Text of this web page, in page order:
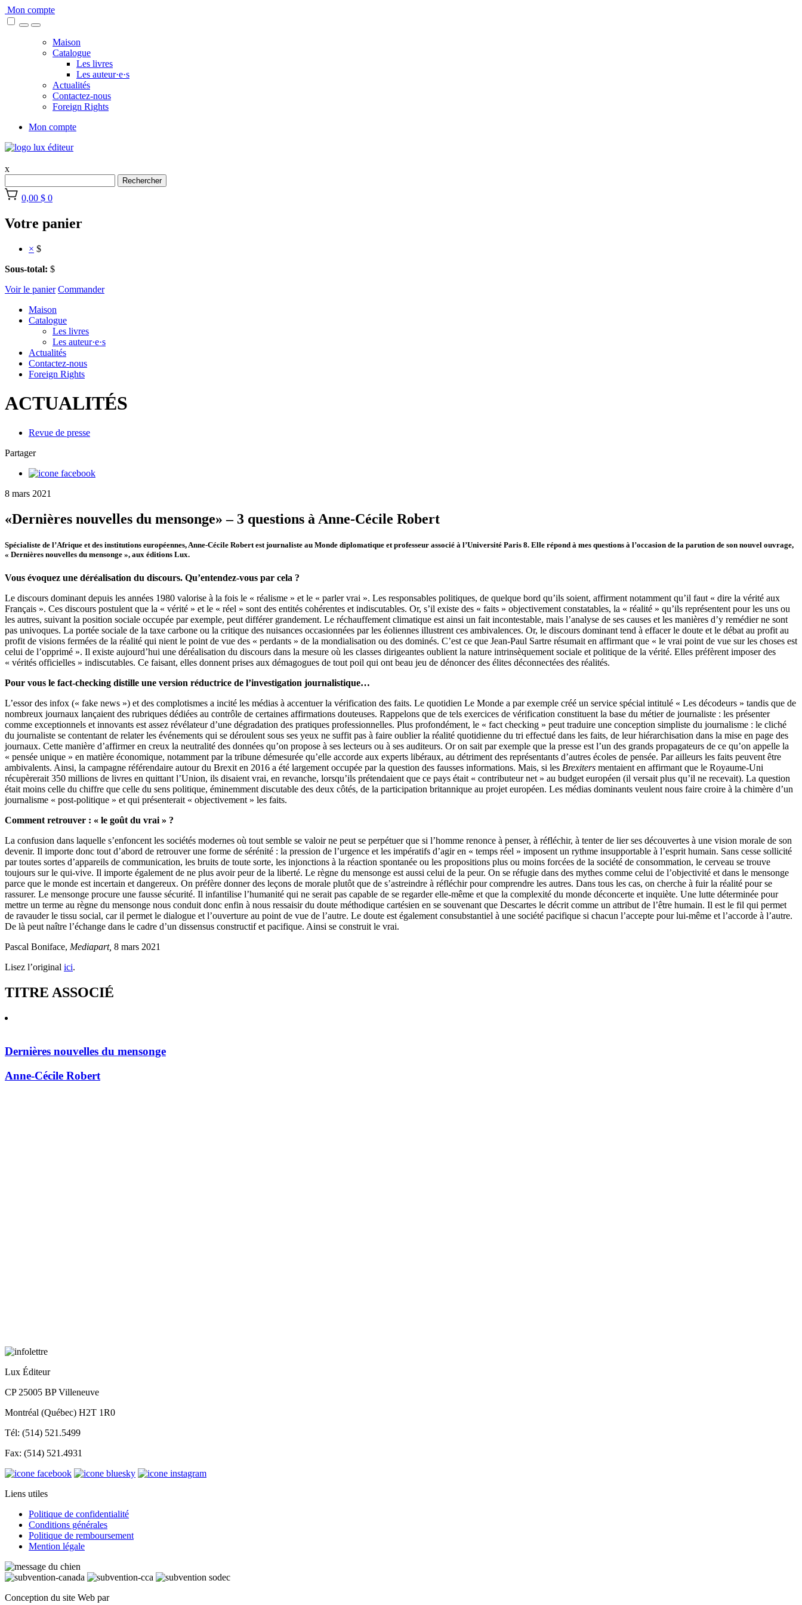
Skip
to
Mon compte
Maison
Catalogue
Les livres
Les auteur·e·s
Actualités
Contactez-nous
Foreign Rights
Mon compte
x
Rechercher
0,00 $ 0
Votre panier
× $
Sous-total: $
Voir le panier Commander
Maison
Catalogue
Les livres
Les auteur·e·s
Actualités
Contactez-nous
Foreign Rights
ACTUALITÉS
Revue de presse
Partager
8 mars 2021
«Dernières nouvelles du mensonge» – 3 questions à Anne-Cécile Robert
Spécialiste de l’Afrique et des institutions européennes, Anne-Cécile Robert est journaliste au Monde diplomatique et professeur associé à l’Université Paris 8. Elle répond à mes questions à l’occasion de la parution de son nouvel ouvrage,
« Dernières nouvelles du mensonge », aux éditions Lux.
Vous évoquez une déréalisation du discours. Qu’entendez-vous par cela ?
Le discours dominant depuis les années 1980 valorise à la fois le « réalisme » et le « parler vrai ». Les responsables politiques, de quelque bord qu’ils soient, affirment notamment qu’il faut « dire la vérité aux
Français ». Ces discours postulent que la « vérité » et le « réel » sont des entités cohérentes et indiscutables. Or, s’il existe des « faits » objectivement constatables, la « réalité » qu’ils représentent pour les uns ou
les autres, suivant la position sociale occupée par exemple, peut différer grandement. Le réchauffement climatique est ainsi un fait incontestable, mais l’analyse de ses causes et les manières d’y remédier ne sont
pas univoques. La portée sociale de la taxe carbone ou la critique des nuisances occasionnées par les éoliennes illustrent ces ambivalences. Or, le discours dominant tend à effacer le doute et le débat au profit au
profit de visions fermées de la réalité qui nient le point de vue des « perdants » de la mondialisation ou des dominés. C’est ce que Jean-Paul Sartre résumait en affirmant que « le vrai point de vue sur les choses est
celui de l’opprimé ». Il existe aujourd’hui une déréalisation du discours dans la mesure où les classes dirigeantes oublient la nature intrinsèquement sociale et politique de la vérité. Elles préfèrent imposer des
« vérités officielles » indiscutables. Ce faisant, elles donnent prises aux démagogues de tout poil qui ont beau jeu de dénoncer des élites déconnectées des réalités.
Pour vous le fact-checking distille une version réductrice de l’investigation journalistique…
L’essor des infox (« fake news ») et des complotismes a incité les médias à accentuer la vérification des faits. Le quotidien Le Monde a par exemple créé un service spécial intitulé « Les décodeurs » tandis que de
nombreux journaux lançaient des rubriques dédiées au contrôle de certaines affirmations douteuses. Rappelons que de tels exercices de vérification constituent la base du métier de journaliste : les présenter
comme exceptionnels et innovants est assez révélateur d’une dégradation des pratiques professionnelles. Plus profondément, le « fact checking » peut traduire une conception simpliste du journalisme : le cliché
du journaliste se contentant de relater les événements qui se déroulent sous ses yeux ne suffit pas à faire oublier la réalité quotidienne du tri effectué dans les faits, de leur hiérarchisation dans la mise en page des
journaux. Cette manière d’affirmer en creux la neutralité des données qu’on propose à ses lecteurs ou à ses auditeurs. Or on sait par exemple que la presse est l’un des grands propagateurs de ce qu’on appelle la
« pensée unique » en matière économique, notamment par la tribune démesurée qu’elle accorde aux experts libéraux, au détriment des représentants d’autres écoles de pensée. Par ailleurs les faits peuvent être
ambivalents. Ainsi, la campagne référendaire autour du Brexit en 2016 a été largement occupée par la question des fausses informations. Mais, si les Brexiters mentaient en affirmant que le Royaume-Uni
récupèrerait 350 millions de livres en quittant l’Union, ils disaient vrai, en revanche, lorsqu’ils prétendaient que ce pays était « contributeur net » au budget européen (il versait plus qu’il ne recevait). La question
était moins celle du chiffre que celle du sens politique, éminemment discutable des deux côtés, de la participation britannique au projet européen. Les médias dominants veulent nous faire croire à la chimère d’un
journalisme « post-politique » et qui présenterait « objectivement » les faits.
Comment retrouver : « le goût du vrai » ?
La confusion dans laquelle s’enfoncent les sociétés modernes où tout semble se valoir ne peut se perpétuer que si l’homme renonce à penser, à réfléchir, à tenter de lier ses découvertes à une vision morale de son
devenir. Il importe donc tout d’abord de retrouver une forme de sérénité : la pression de l’urgence et les impératifs d’agir en « temps réel » imposent un rythme insupportable à l’esprit humain. Sans cesse sollicité
par toutes sortes d’appareils de communication, les bruits de toute sorte, les injonctions à la réaction spontanée ou les propositions plus ou moins forcées de la société de consommation, le cerveau se trouve
toujours sur le qui-vive. Il importe également de ne plus avoir peur de la liberté. Le règne du mensonge est aussi celui de la peur. On se réfugie dans des mythes comme celui de l’objectivité et dans le mensonge
parce que le monde est incertain et dangereux. On préfère donner des leçons de morale plutôt que de s’astreindre à réfléchir pour comprendre les autres. Dans tous les cas, on cherche à fuir la réalité pour se
rassurer. Le mensonge procure une fausse sécurité. Il infantilise l’humanité qui ne serait pas capable de se regarder elle-même et que la complexité du monde déconcerte et inquiète. Une lutte déterminée pour
mettre un terme au règne du mensonge nous conduit donc enfin à nous ressaisir du doute méthodique cartésien en se souvenant que Descartes le décrit comme un attribut de l’être humain. Il est le fil qui permet
de ravauder le tissu social, car il permet le dialogue et l’ouverture au point de vue de l’autre. Le doute est également consubstantiel à une société pacifique si chacun l’accepte pour lui-même et l’accorde à l’autre.
De là peut naître l’échange dans le cadre d’un dissensus constructif et pacifique. Ainsi se construit le vrai.
Pascal Boniface, Mediapart, 8 mars 2021
Lisez l’original ici.
TITRE ASSOCIÉ
Dernières nouvelles du mensonge
Anne-Cécile Robert
Lux Éditeur
CP 25005 BP Villeneuve
Montréal (Québec) H2T 1R0
Tél: (514) 521.5499
Fax: (514) 521.4931
Liens utiles
Politique de confidentialité
Conditions générales
Politique de remboursement
Mention légale
Conception du site Web par